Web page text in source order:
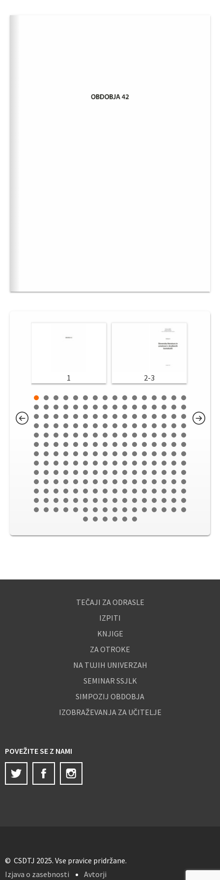
1 2-3
TEČAJI ZA ODRASLE
IZPITI
KNJIGE
ZA OTROKE
NA TUJIH UNIVERZAH
SEMINAR SSJLK
SIMPOZIJ OBDOBJA
IZOBRAŽEVANJA ZA UČITELJE
POVEŽITE SE Z NAMI
Twitter
Facebook
© CSDTJ 2025. Vse pravice pridržane.
Izjava o zasebnosti
Avtorji